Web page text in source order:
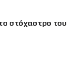
στόχαστρο του